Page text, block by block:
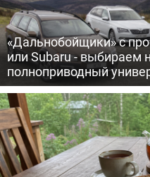
«Дальнобойщики» с
или Subaru - выбираем
полноприводный